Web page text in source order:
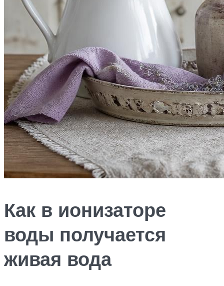
Как в ионизаторе
воды получается
живая вода